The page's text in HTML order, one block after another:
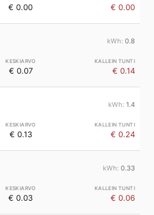
€ 0.00 € 0.00
0.8
€ 0.07 € 0.14
1.4
€ 0.13 € 0.24
0.33
€ 0.03 € 0.06